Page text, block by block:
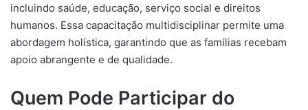
incluindo saúde, educação, serviço social e direitos
humanos. Essa capacitação multidisciplinar permite uma
abordagem holística, garantindo que as famílias recebam
apoio abrangente e de qualidade.
Quem Pode Participar do